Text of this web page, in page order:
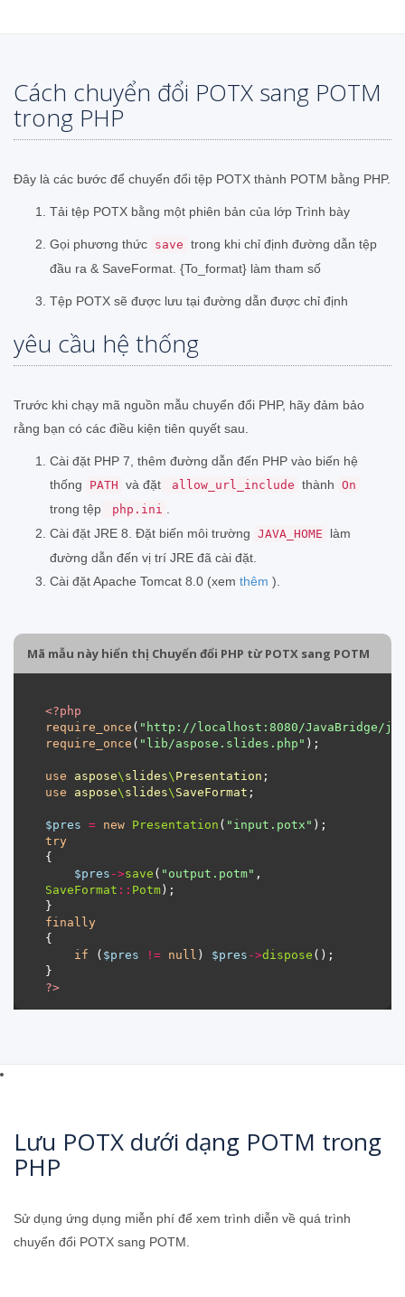
Cách chuyển đổi POTX sang POTM
trong PHP
Đây là các bước để chuyển đổi tệp POTX thành POTM bằng PHP.
Tải tệp POTX bằng một phiên bản của lớp Trình bày
Gọi phương thức save trong khi chỉ định đường dẫn tệp
đầu ra & SaveFormat. {To_format} làm tham số
Tệp POTX sẽ được lưu tại đường dẫn được chỉ định
yêu cầu hệ thống
Trước khi chạy mã nguồn mẫu chuyển đổi PHP, hãy đảm bảo
rằng bạn có các điều kiện tiên quyết sau.
Cài đặt PHP 7, thêm đường dẫn đến PHP vào biến hệ
thống
PATH và đặt allow_url_include thành On
trong tệp php.ini
Cài đặt JRE 8. Đặt biến môi trường JAVA_HOME
làm
đường dẫn đến vị trí JRE đã cài đặt.
Cài đặt Apache Tomcat 8.0 (xem thêm ).
Mã mẫu này hiển thị Chuyển đổi PHP từ POTX sang POTM
<?php
require_once ( "http://localhost:8080/JavaBridge/
require_once ( "lib/aspose.slides.php"
use aspose\ slides\ Presentation
use
aspose\ slides\ SaveFormat
$pres = new Presentation ( "input.potx"
try
$pres ->save ( "output.potm"
SaveFormat :: Potm
finally
if ( $pres != null ) $pres ->dispose
?>
Lưu POTX dưới dạng POTM trong
PHP
Sử dụng ứng dụng miễn phí để xem trình diễn về quá trình
chuyển đổi POTX sang POTM.